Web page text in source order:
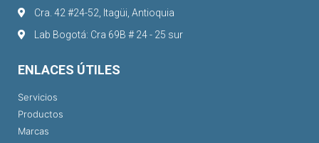
Cra. 42 #24-52, Itagüi, Antioquia
Lab Bogotá: Cra 69B # 24 - 25 sur
ENLACES ÚTILES
Servicios
Productos
Marcas